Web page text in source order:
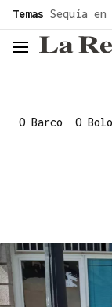
common.go-to-
Temas Sequía en
header.menu.open
O Barco O Bolo